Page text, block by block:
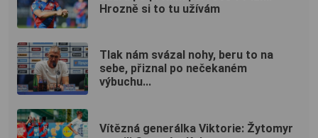
Hrozně si to tu užívám
Tlak nám svázal nohy, beru to na
sebe, přiznal po nečekaném
výbuchu...
Vítězná generálka Viktorie: Žytomyr